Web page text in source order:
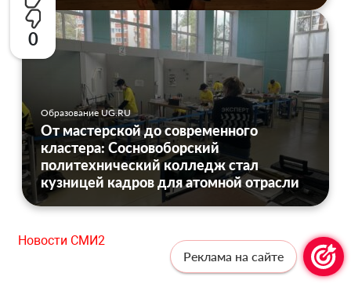
0
Образование UG.RU
От мастерской до современного
кластера: Сосновоборский
политехнический колледж стал
кузницей кадров для атомной отрасли
Новости СМИ2
Реклама на сайте